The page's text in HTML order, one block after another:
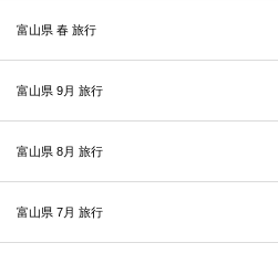
富山県 春 旅行
富山県 9月 旅行
富山県 8月 旅行
富山県 7月 旅行